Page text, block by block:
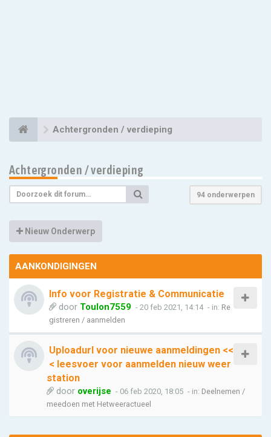
Achtergronden / verdieping
Achtergronden / verdieping
94 onderwerpen
Nieuw Onderwerp
AANKONDIGINGEN
Info voor Registratie & Communicatie
door Toulon7559 - 20 feb 2021, 14:14 - in: Re
gistreren / aanmelden
Uploadurl voor nieuwe aanmeldingen <<
< leesvoer voor aanmelden nieuw weer
station
door overijse - 06 feb 2020, 18:05 - in: Deelnemen /
meedoen met Hetweeractueel